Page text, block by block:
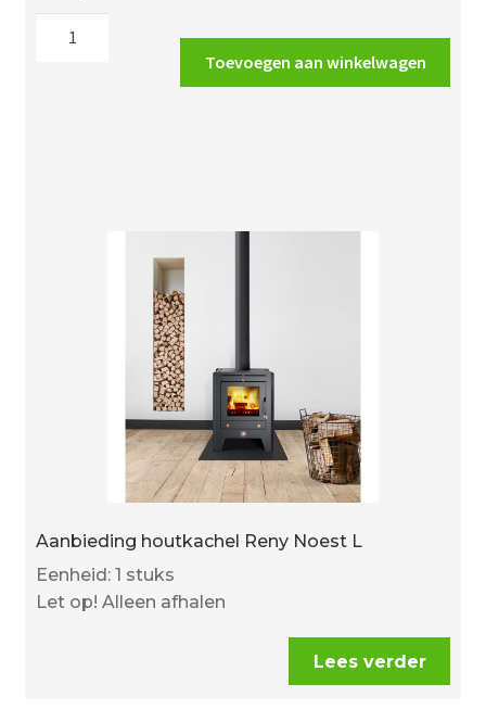
Toevoegen aan winkelwagen
Aanbieding houtkachel Reny Noest L
Eenheid: 1 stuks
Let op! Alleen afhalen
Lees verder